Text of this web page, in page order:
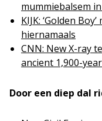
mummiebalsem
KIJK: ‘Golden
hiernamaals
CNN: New X-ray
ancient 1,900-
Door een diep dal